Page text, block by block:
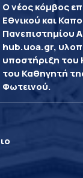
Ο νέος κόμβος
Εθνικού και
Πανεπιστημίου
hub.uoa.gr,
υποστήριξη
του Καθηγητή
Φωτεινού.